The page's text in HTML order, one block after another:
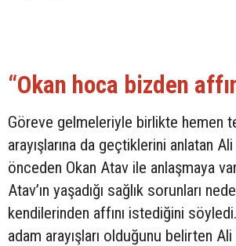
“Okan hoca bizden
Göreve gelmeleriyle birlikte hemen
arayışlarına da geçtiklerini anlatan Ali
önceden Okan Atav ile anlaşmaya
Atav’ın yaşadığı sağlık sorunları
kendilerinden affını istediğini
adam arayışları olduğunu belirten Ali